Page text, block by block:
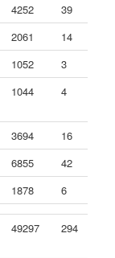
4252
39
2061
14
1052
3
1044 4
3694
16
6855
42
1878 6
49297 294